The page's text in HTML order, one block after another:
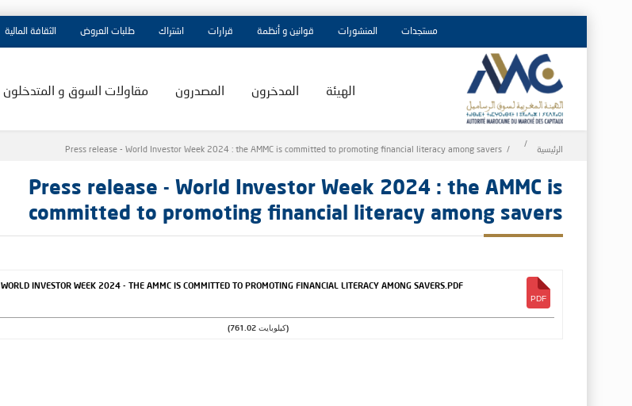
مستجدات المنشورات قوانين و أنظمة قرارات اشتراك طلبات العروض الثقافة المالية
الهيئة المدخرون المصدرون مقاولات السوق و المتدخلون
Breadcrumb
الرئيسية Press release - World Investor Week 2024 : the AMMC is committed to promoting financial literacy among savers
Press release - World Investor Week 2024 : the AMMC is
committed to promoting financial literacy among savers
WORLD INVESTOR WEEK 2024 - THE AMMC IS COMMITTED TO PROMOTING FINANCIAL LITERACY AMONG SAVERS.PDF
(761.02 كيلوبايت)